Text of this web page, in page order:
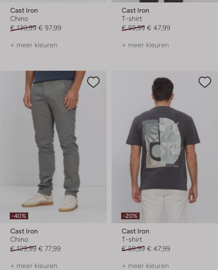
Cast Iron
Chino
€ 139,99 € 97,99
+ meer kleuren
Cast Iron
T-shirt
€ 59,99 € 47,99
+ meer kleuren
-40%
Cast Iron
Chino
€ 129,99 € 77,99
+ meer kleuren
-20%
Cast Iron
T-shirt
€ 59,99 € 47,99
+ meer kleuren